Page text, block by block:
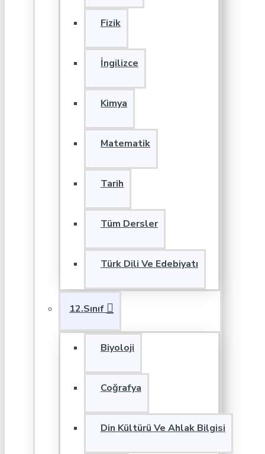
Fizik
İngilizce
Kimya
Matematik
Tarih
Tüm Dersler
Türk Dili Ve Edebiyatı
12.Sınıf
Biyoloji
Coğrafya
Din Kültürü Ve Ahlak Bilgisi